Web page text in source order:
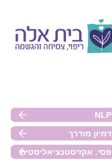
NLP
דמיון מודרך
פסי. אקזיסטנציאליסטית